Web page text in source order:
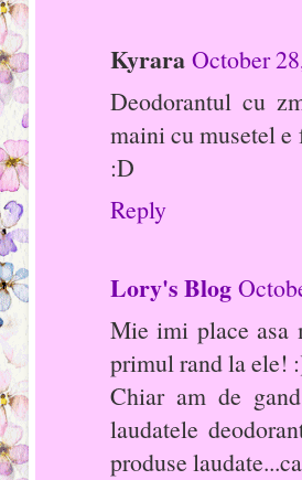
Kyrara October
Deodorantul cu
maini cu musetel e
:D
Reply
Lory's Blog
Mie imi place asa
primul rand la ele!
Chiar am de
laudatele
produse